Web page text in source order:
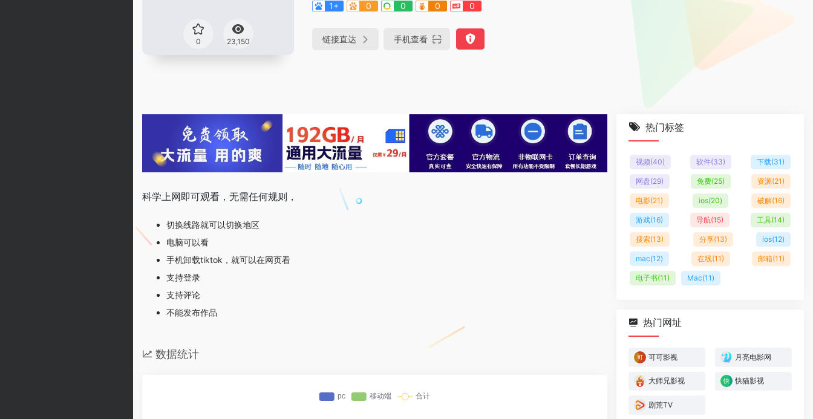
0 23,150
1+
0 0 0 0
链接直达 手机查看
科学上网即可观看，无需任何规则，
切换线路就可以切换地区
电脑可以看
手机卸载tiktok，就可以在网页看
支持登录
支持评论
不能发布作品
数据统计
热门标签
视频(40) 软件(33) 下载(31)
网盘(29) 免费(25) 资源(21)
电影(21) ios(20) 破解(16)
游戏(16) 导航(15) 工具(14)
搜索(13) 分享(13) ios(12)
mac(12) 在线(11) 邮箱(11)
电子书(11) Mac(11)
热门网址
可可影视 月亮电影网
大师兄影视 快猫影视
剧荒TV